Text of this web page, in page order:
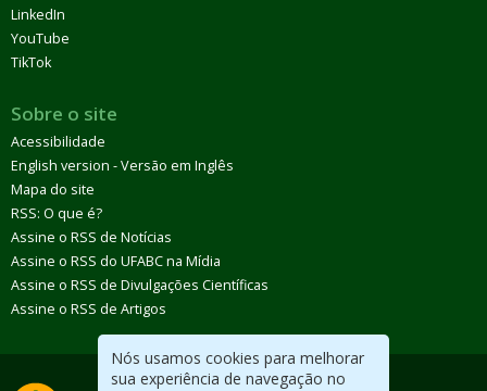
Nós usamos cookies para melhorar
sua experiência de navegação no
LinkedIn
YouTube
TikTok
Sobre o site
Acessibilidade
English version - Versão em Inglês
Mapa do site
RSS: O que é?
Assine o RSS de Notícias
Assine o RSS do UFABC na Mídia
Assine o RSS de Divulgações Científicas
Assine o RSS de Artigos